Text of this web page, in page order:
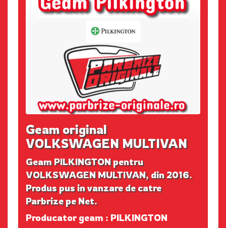
Geam original
VOLKSWAGEN MULTIVAN
Geam PILKINGTON pentru
VOLKSWAGEN MULTIVAN, din 2016.
Produs pus in vanzare de catre
Parbrize pe Net.
Producator geam : PILKINGTON